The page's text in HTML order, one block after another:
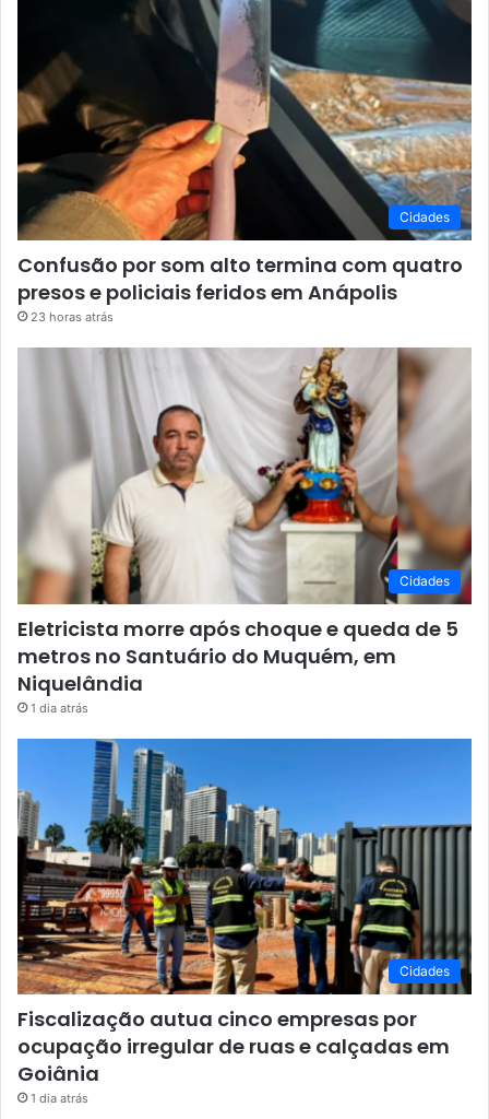
Cidades
Confusão por som alto termina com quatro
presos e policiais feridos em Anápolis
23 horas atrás
Cidades
Eletricista morre após choque e queda de 5
metros no Santuário do Muquém, em
Niquelândia
1 dia atrás
Cidades
Fiscalização autua cinco empresas por
ocupação irregular de ruas e calçadas em
Goiânia
1 dia atrás